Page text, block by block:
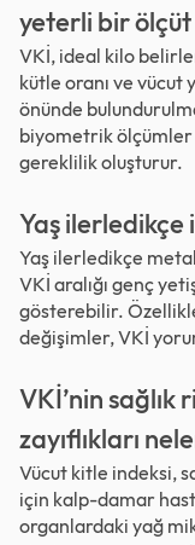
yeterli bir
VKİ, ideal kilo
kütle oranı ve vücut
önünde
biyometrik
gereklilik oluşturur.
Yaş ilerledikçe
Yaş ilerledikçe
VKİ aralığı genç
gösterebilir. Özellikle
değişimler, VKİ
VKİ’nin
zayıflıkları
Vücut kitle indeksi,
için kalp-damar
organlardaki yağ